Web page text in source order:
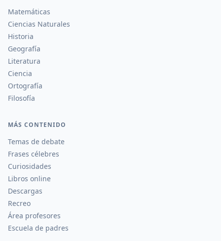
Matemáticas
Ciencias Naturales
Historia
Geografía
Literatura
Ciencia
Ortografía
Filosofía
MÁS CONTENIDO
Temas de debate
Frases célebres
Curiosidades
Libros online
Descargas
Recreo
Área profesores
Escuela de padres